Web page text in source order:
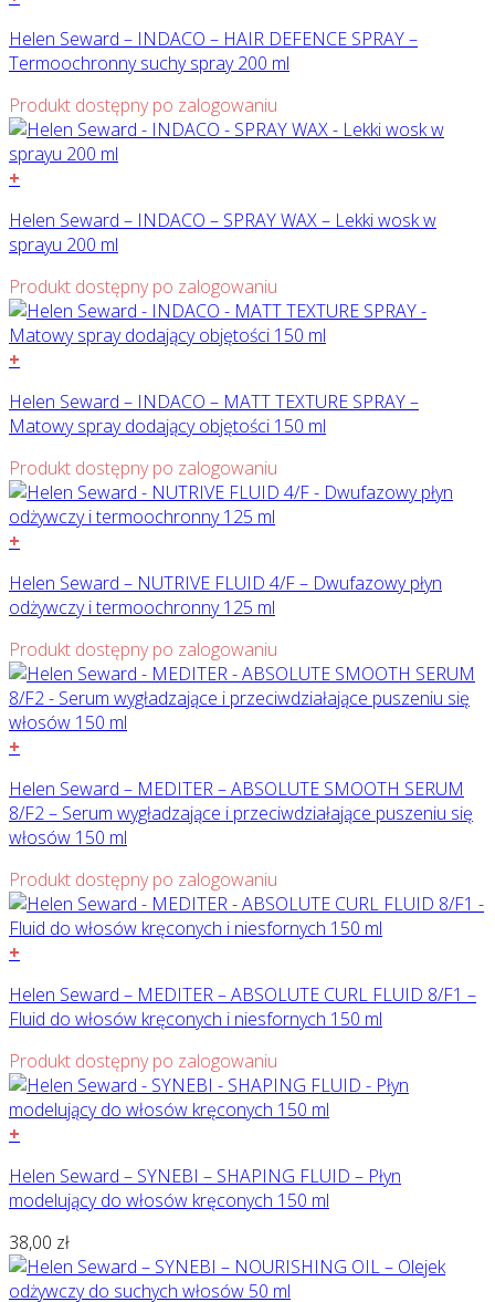
Helen Seward – INDACO – HAIR DEFENCE SPRAY –
Termoochronny suchy spray 200 ml
Produkt dostępny po zalogowaniu
+
Helen Seward – INDACO – SPRAY WAX – Lekki wosk w
sprayu 200 ml
Produkt dostępny po zalogowaniu
+
Helen Seward – INDACO – MATT TEXTURE SPRAY –
Matowy spray dodający objętości 150 ml
Produkt dostępny po zalogowaniu
+
Helen Seward – NUTRIVE FLUID 4/F – Dwufazowy płyn
odżywczy i termoochronny 125 ml
Produkt dostępny po zalogowaniu
+
Helen Seward – MEDITER – ABSOLUTE SMOOTH SERUM
8/F2 – Serum wygładzające i przeciwdziałające puszeniu się
włosów 150 ml
Produkt dostępny po zalogowaniu
+
Helen Seward – MEDITER – ABSOLUTE CURL FLUID 8/F1 –
Fluid do włosów kręconych i niesfornych 150 ml
Produkt dostępny po zalogowaniu
+
Helen Seward – SYNEBI – SHAPING FLUID – Płyn
modelujący do włosów kręconych 150 ml
38,00 zł